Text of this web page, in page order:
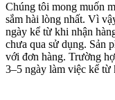
Chúng tôi mong muốn
sắm hài lòng nhất. Vì
ngày kể từ khi nhận
chưa qua sử dụng. Sản
với đơn hàng. Trường
3–5 ngày làm việc kể từ